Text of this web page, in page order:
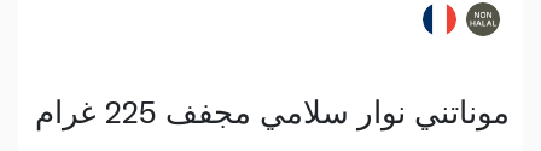
موناتني نوار سلامي مجفف 225 غرام